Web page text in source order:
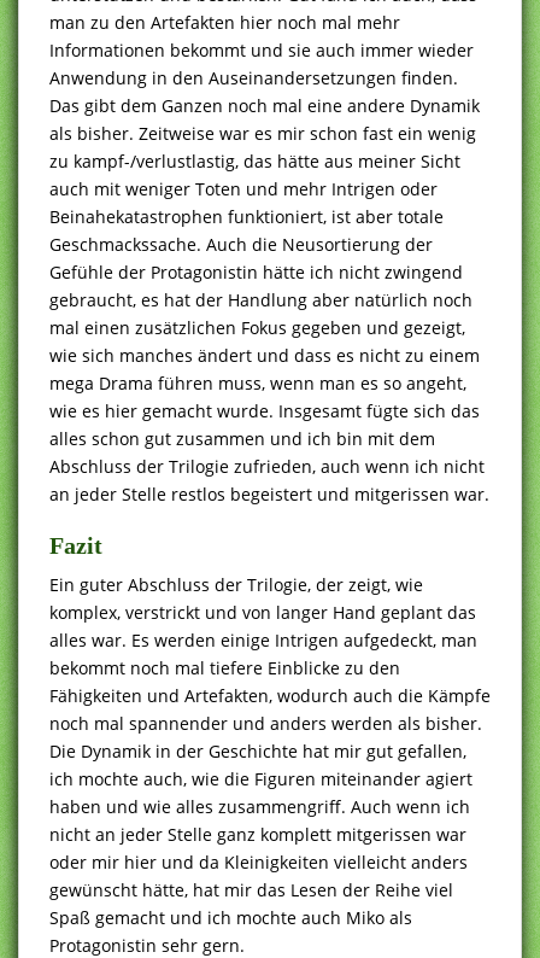
man zu den Artefakten hier noch mal mehr
Informationen bekommt und sie auch immer wieder
Anwendung in den Auseinandersetzungen finden.
Das gibt dem Ganzen noch mal eine andere Dynamik
als bisher. Zeitweise war es mir schon fast ein wenig
zu kampf-/verlustlastig, das hätte aus meiner Sicht
auch mit weniger Toten und mehr Intrigen oder
Beinahekatastrophen funktioniert, ist aber totale
Geschmackssache. Auch die Neusortierung der
Gefühle der Protagonistin hätte ich nicht zwingend
gebraucht, es hat der Handlung aber natürlich noch
mal einen zusätzlichen Fokus gegeben und gezeigt,
wie sich manches ändert und dass es nicht zu einem
mega Drama führen muss, wenn man es so angeht,
wie es hier gemacht wurde. Insgesamt fügte sich das
alles schon gut zusammen und ich bin mit dem
Abschluss der Trilogie zufrieden, auch wenn ich nicht
an jeder Stelle restlos begeistert und mitgerissen war.
Fazit
Ein guter Abschluss der Trilogie, der zeigt, wie
komplex, verstrickt und von langer Hand geplant das
alles war. Es werden einige Intrigen aufgedeckt, man
bekommt noch mal tiefere Einblicke zu den
Fähigkeiten und Artefakten, wodurch auch die Kämpfe
noch mal spannender und anders werden als bisher.
Die Dynamik in der Geschichte hat mir gut gefallen,
ich mochte auch, wie die Figuren miteinander agiert
haben und wie alles zusammengriff. Auch wenn ich
nicht an jeder Stelle ganz komplett mitgerissen war
oder mir hier und da Kleinigkeiten vielleicht anders
gewünscht hätte, hat mir das Lesen der Reihe viel
Spaß gemacht und ich mochte auch Miko als
Protagonistin sehr gern.